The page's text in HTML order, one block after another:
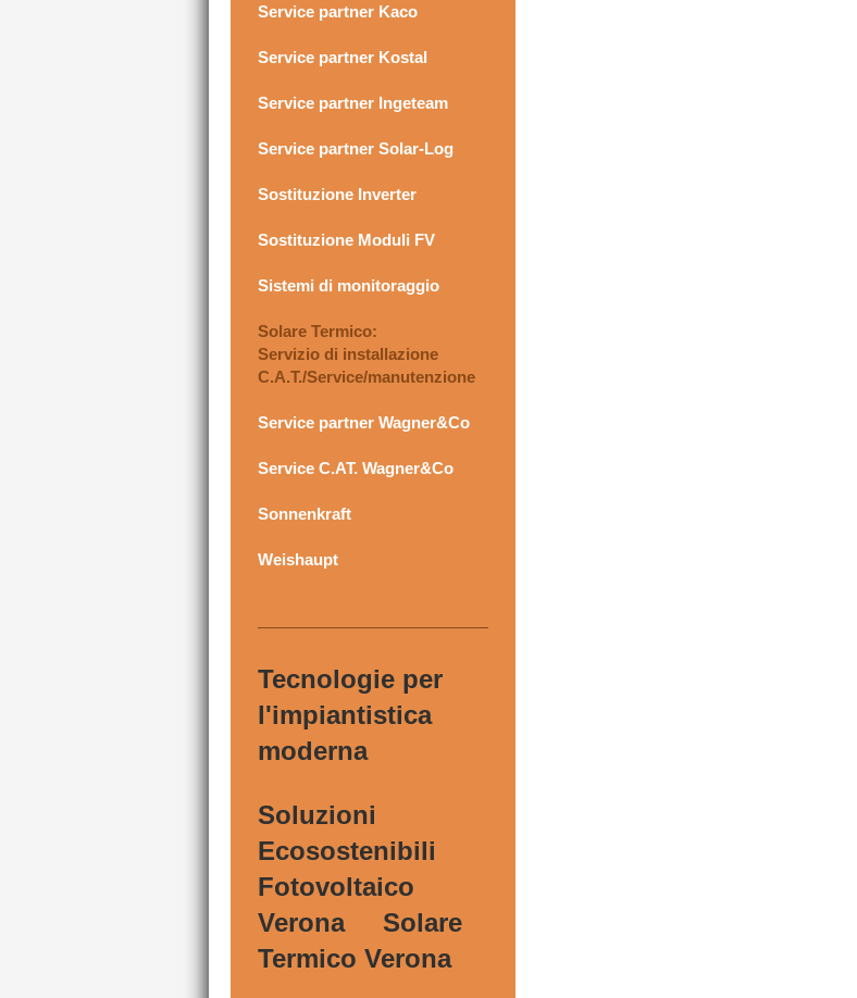
Service partner Kaco
Service partner Kostal
Service partner Ingeteam
Service partner Solar-Log
Sostituzione Inverter
Sostituzione Moduli FV
Sistemi di monitoraggio
Solare Termico:
Servizio di installazione
C.A.T./Service/manutenzione
Service partner Wagner&Co
Service C.AT. Wagner&Co
Sonnenkraft
Weishaupt
Tecnologie per
l'impiantistica
moderna
Soluzioni
Ecosostenibili
Fotovoltaico
Verona Solare
Termico Verona